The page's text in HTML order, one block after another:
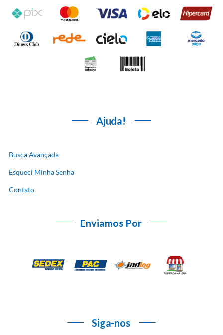
Ajuda!
Busca Avançada
Esqueci Minha Senha
Contato
Enviamos Por
Siga-nos